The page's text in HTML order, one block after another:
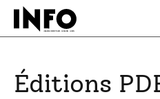
Éditions